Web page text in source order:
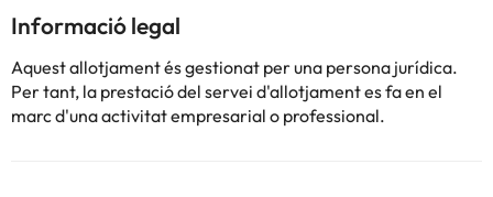
són només alguns.
Tingueu en compte que l'hotel no disposa de recepció 24 hores,
per la qual cosa és imprescindible que contacteu prèviament
amb l'allotjament per indicar la vostra hora d'arribada.
No esperis més per gaudir d'unes vacances úniques a l' Hotel
Can Mostatxins !
Informació legal
Aquest allotjament és gestionat per una persona jurídica.
Per tant, la prestació del servei d'allotjament es fa en el
marc d'una activitat empresarial o professional.